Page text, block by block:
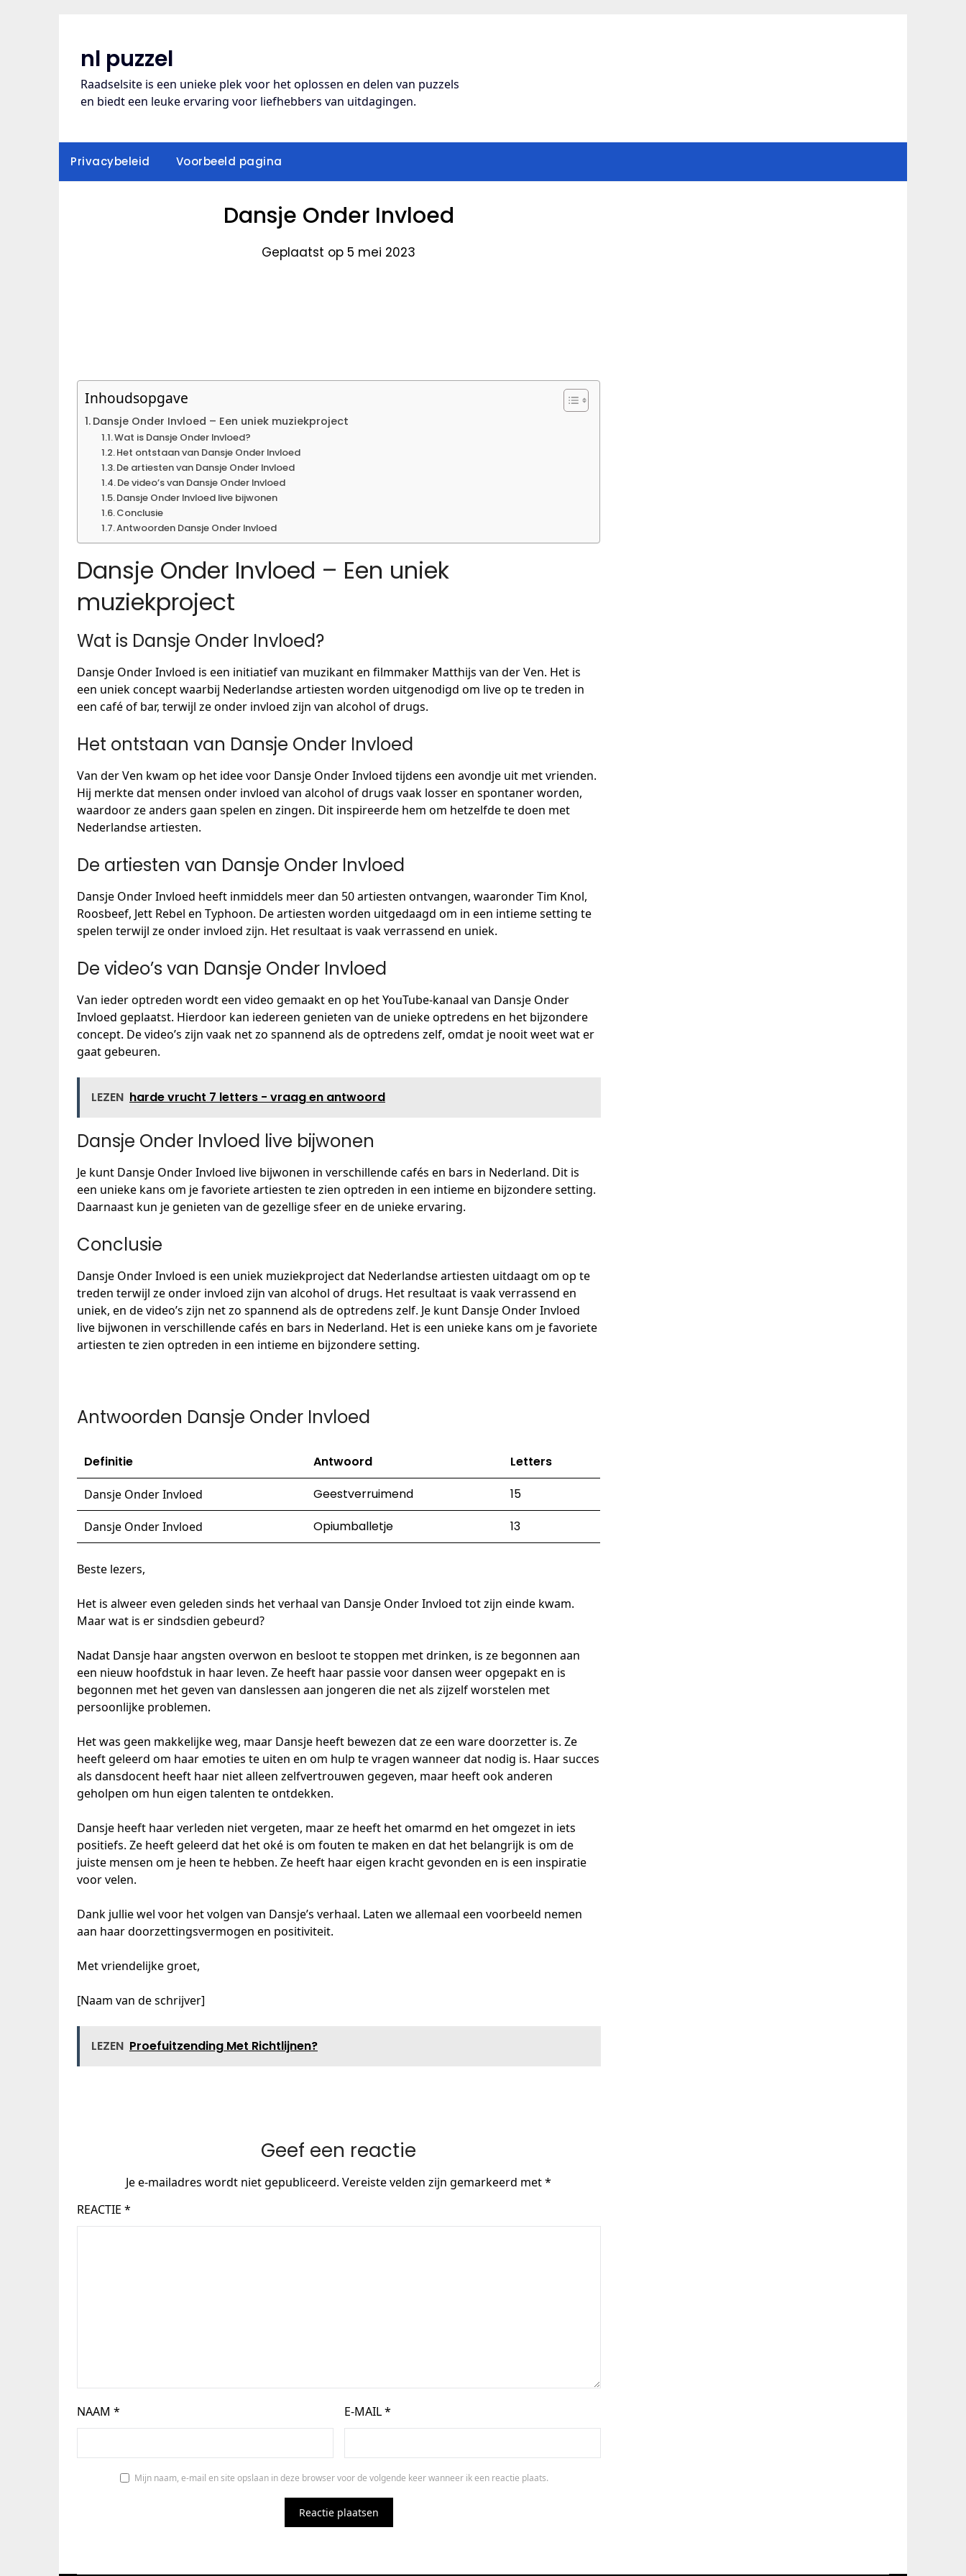
nl puzzel
Raadselsite is een unieke plek voor het oplossen en delen van puzzels
en biedt een leuke ervaring voor liefhebbers van uitdagingen.
Privacybeleid Voorbeeld pagina
Dansje Onder Invloed
Geplaatst op 5 mei 2023
Inhoudsopgave
Dansje Onder Invloed – Een uniek muziekproject
Wat is Dansje Onder Invloed?
Het ontstaan van Dansje Onder Invloed
De artiesten van Dansje Onder Invloed
De video’s van Dansje Onder Invloed
Dansje Onder Invloed live bijwonen
Conclusie
Antwoorden Dansje Onder Invloed
Dansje Onder Invloed – Een uniek
muziekproject
Wat is Dansje Onder Invloed?
Dansje Onder Invloed is een initiatief van muzikant en filmmaker Matthijs van der Ven. Het is
een uniek concept waarbij Nederlandse artiesten worden uitgenodigd om live op te treden in
een café of bar, terwijl ze onder invloed zijn van alcohol of drugs.
Het ontstaan van Dansje Onder Invloed
Van der Ven kwam op het idee voor Dansje Onder Invloed tijdens een avondje uit met vrienden.
Hij merkte dat mensen onder invloed van alcohol of drugs vaak losser en spontaner worden,
waardoor ze anders gaan spelen en zingen. Dit inspireerde hem om hetzelfde te doen met
Nederlandse artiesten.
De artiesten van Dansje Onder Invloed
Dansje Onder Invloed heeft inmiddels meer dan 50 artiesten ontvangen, waaronder Tim Knol,
Roosbeef, Jett Rebel en Typhoon. De artiesten worden uitgedaagd om in een intieme setting te
spelen terwijl ze onder invloed zijn. Het resultaat is vaak verrassend en uniek.
De video’s van Dansje Onder Invloed
Van ieder optreden wordt een video gemaakt en op het YouTube-kanaal van Dansje Onder
Invloed geplaatst. Hierdoor kan iedereen genieten van de unieke optredens en het bijzondere
concept. De video’s zijn vaak net zo spannend als de optredens zelf, omdat je nooit weet wat er
gaat gebeuren.
LEZEN harde vrucht 7 letters - vraag en antwoord
Dansje Onder Invloed live bijwonen
Je kunt Dansje Onder Invloed live bijwonen in verschillende cafés en bars in Nederland. Dit is
een unieke kans om je favoriete artiesten te zien optreden in een intieme en bijzondere setting.
Daarnaast kun je genieten van de gezellige sfeer en de unieke ervaring.
Conclusie
Dansje Onder Invloed is een uniek muziekproject dat Nederlandse artiesten uitdaagt om op te
treden terwijl ze onder invloed zijn van alcohol of drugs. Het resultaat is vaak verrassend en
uniek, en de video’s zijn net zo spannend als de optredens zelf. Je kunt Dansje Onder Invloed
live bijwonen in verschillende cafés en bars in Nederland. Het is een unieke kans om je favoriete
artiesten te zien optreden in een intieme en bijzondere setting.
Antwoorden Dansje Onder Invloed
Definitie Antwoord Letters
Dansje Onder Invloed Geestverruimend 15
Dansje Onder Invloed Opiumballetje 13
Beste lezers,
Het is alweer even geleden sinds het verhaal van Dansje Onder Invloed tot zijn einde kwam.
Maar wat is er sindsdien gebeurd?
Nadat Dansje haar angsten overwon en besloot te stoppen met drinken, is ze begonnen aan
een nieuw hoofdstuk in haar leven. Ze heeft haar passie voor dansen weer opgepakt en is
begonnen met het geven van danslessen aan jongeren die net als zijzelf worstelen met
persoonlijke problemen.
Het was geen makkelijke weg, maar Dansje heeft bewezen dat ze een ware doorzetter is. Ze
heeft geleerd om haar emoties te uiten en om hulp te vragen wanneer dat nodig is. Haar succes
als dansdocent heeft haar niet alleen zelfvertrouwen gegeven, maar heeft ook anderen
geholpen om hun eigen talenten te ontdekken.
Dansje heeft haar verleden niet vergeten, maar ze heeft het omarmd en het omgezet in iets
positiefs. Ze heeft geleerd dat het oké is om fouten te maken en dat het belangrijk is om de
juiste mensen om je heen te hebben. Ze heeft haar eigen kracht gevonden en is een inspiratie
voor velen.
Dank jullie wel voor het volgen van Dansje’s verhaal. Laten we allemaal een voorbeeld nemen
aan haar doorzettingsvermogen en positiviteit.
Met vriendelijke groet,
[Naam van de schrijver]
LEZEN Proefuitzending Met Richtlijnen?
Geef een reactie
Je e-mailadres wordt niet gepubliceerd. Vereiste velden zijn gemarkeerd met*
REACTIE *
NAAM * E-MAIL*
Mijn naam, e-mail en site opslaan in deze browser voor de volgende keer wanneer ik een reactie plaats.